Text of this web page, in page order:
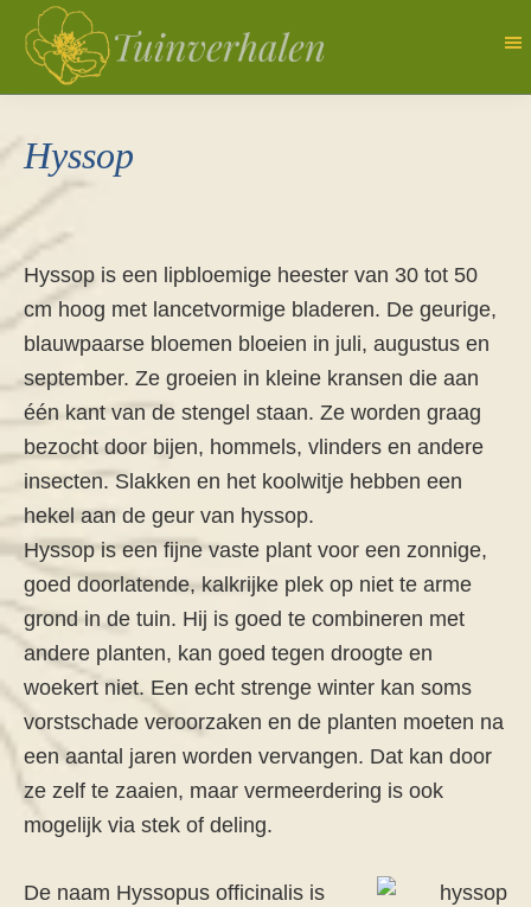
Door
naar
inhoud
Tuinverhalen
van
een
natuurlijk
tuinierster
Hyssop
Hyssop is een lipbloemige heester van 30 tot 50
cm hoog met lancetvormige bladeren. De geurige,
blauwpaarse bloemen bloeien in juli, augustus en
september. Ze groeien in kleine kransen die aan
één kant van de stengel staan. Ze worden graag
bezocht door bijen, hommels, vlinders en andere
insecten. Slakken en het koolwitje hebben een
hekel aan de geur van hyssop.
Hyssop is een fijne vaste plant voor een zonnige,
goed doorlatende, kalkrijke plek op niet te arme
grond in de tuin. Hij is goed te combineren met
andere planten, kan goed tegen droogte en
woekert niet. Een echt strenge winter kan soms
vorstschade veroorzaken en de planten moeten na
een aantal jaren worden vervangen. Dat kan door
ze zelf te zaaien, maar vermeerdering is ook
mogelijk via stek of deling.
De naam Hyssopus officinalis is